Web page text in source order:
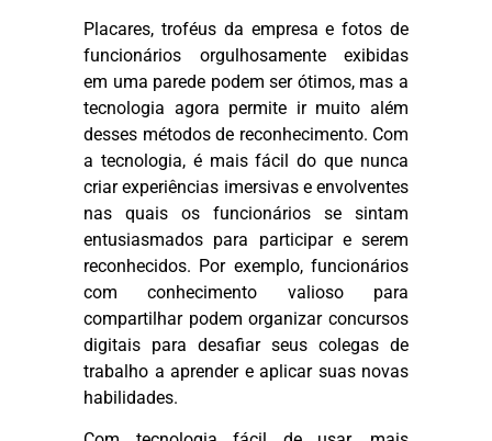
Placares, troféus da empresa e fotos de
funcionários orgulhosamente exibidas
em uma parede podem ser ótimos, mas a
tecnologia agora permite ir muito além
desses métodos de reconhecimento. Com
a tecnologia, é mais fácil do que nunca
criar experiências imersivas e envolventes
nas quais os funcionários se sintam
entusiasmados para participar e serem
reconhecidos. Por exemplo, funcionários
com conhecimento valioso para
compartilhar podem organizar concursos
digitais para desafiar seus colegas de
trabalho a aprender e aplicar suas novas
habilidades.